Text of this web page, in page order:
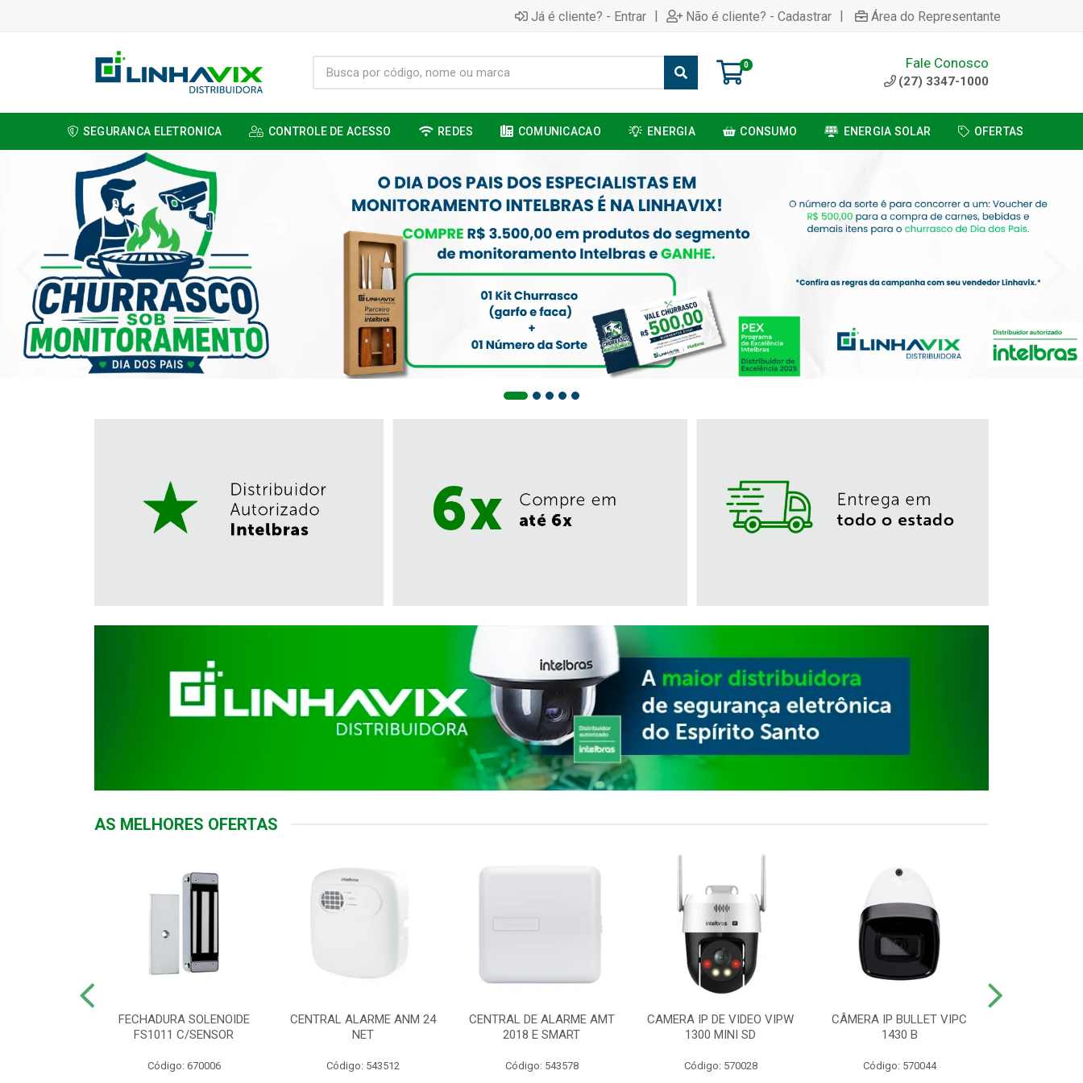
Já é cliente? - Entrar | Não é cliente? - Cadastrar | Área do Representante
0 Fale Conosco
(27) 3347-1000
SEGURANCA ELETRONICA CONTROLE DE ACESSO REDES COMUNICACAO ENERGIA CONSUMO ENERGIA SOLAR OFERTAS
AS MELHORES OFERTAS
FECHADURA SOLENOIDE
FS1011 C/SENSOR
Código: 670006
CENTRAL ALARME ANM 24
NET
Código: 543512
CENTRAL DE ALARME AMT
2018 E SMART
Código: 543578
CAMERA IP DE VIDEO VIPW
1300 MINI SD
Código: 570028
CÂMERA IP BULLET VIPC
1430 B
Código: 570044